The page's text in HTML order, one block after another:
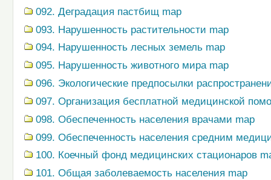
092. Деградация пастбищ map
093. Нарушенность растительности map
094. Нарушенность лесных земель map
095. Нарушенность животного мира map
096. Экологические предпосылки
097. Организация бесплатной медицинской
098. Обеспеченность населения врачами map
099. Обеспеченность населения средним
100. Коечный фонд медицинских стационаров
101. Общая заболеваемость населения map